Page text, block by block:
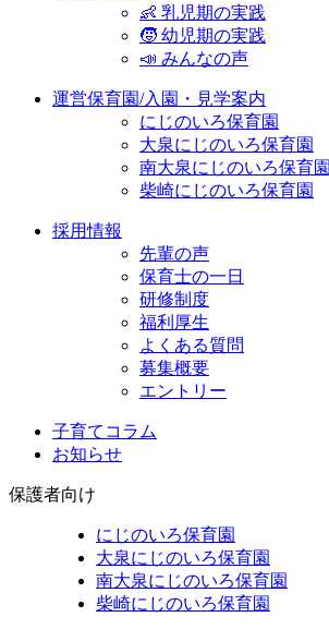
👶 乳児期の実践
🧒 幼児期の実践
📣 みんなの声
運営保育園/入園・見学案内
にじのいろ保育園
大泉にじのいろ保育園
南大泉にじのいろ保育園
柴崎にじのいろ保育園
採用情報
先輩の声
保育士の一日
研修制度
福利厚生
よくある質問
募集概要
エントリー
子育てコラム
お知らせ
保護者向け
にじのいろ保育園
大泉にじのいろ保育園
南大泉にじのいろ保育園
柴崎にじのいろ保育園